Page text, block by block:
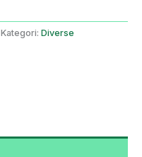
Kategori: Diverse